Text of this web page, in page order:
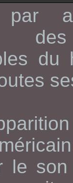
du
le